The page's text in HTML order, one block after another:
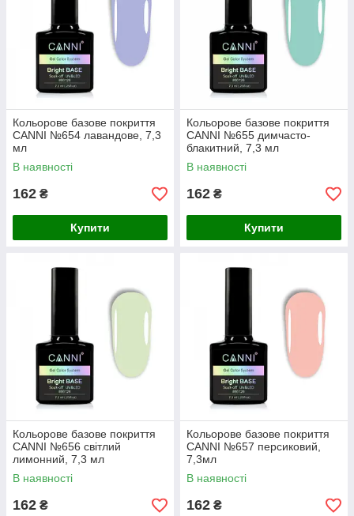
Кольорове базове покриття
CANNI №654 лавандове, 7,3
мл
В наявності
162 ₴
Купити
Кольорове базове покриття
CANNI №655 димчасто-
блакитний, 7,3 мл
В наявності
162 ₴
Купити
Кольорове базове покриття
CANNI №656 світлий
лимонний, 7,3 мл
В наявності
162 ₴
Кольорове базове покриття
CANNI №657 персиковий,
7,3мл
В наявності
162 ₴